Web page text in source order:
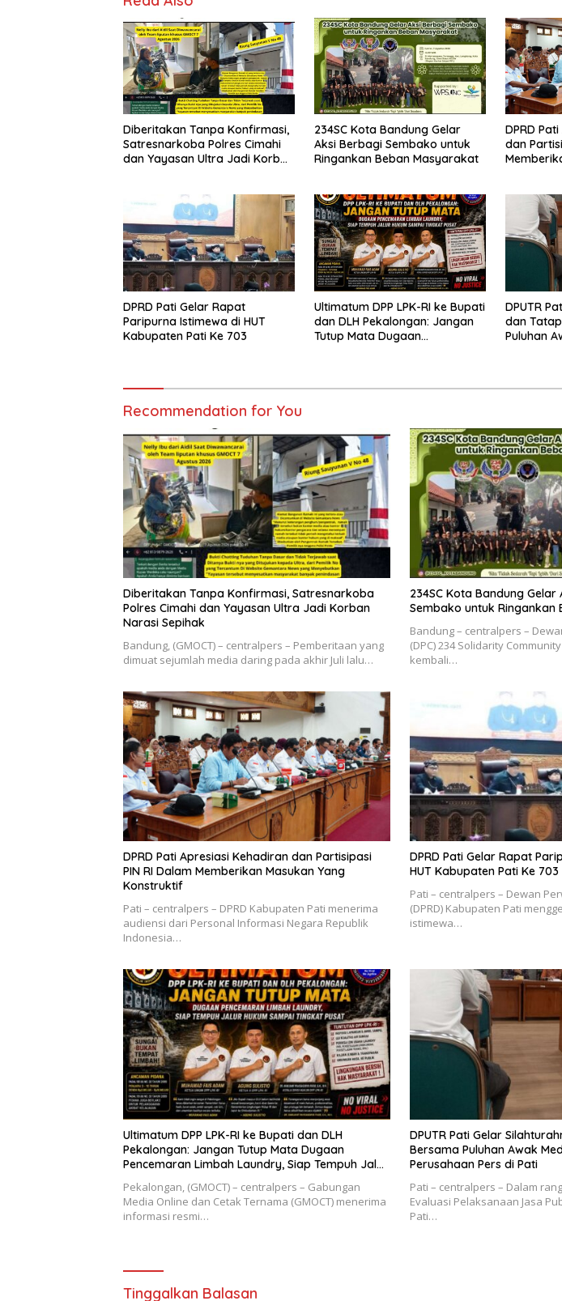
Diberitakan Tanpa Konfirmasi,
Satresnarkoba Polres Cimahi
dan Yayasan Ultra Jadi Korban
234SC Kota Bandung Gelar
Aksi Berbagi Sembako untuk
Ringankan Beban Masyarakat
DPRD
dan
DPRD Pati Gelar Rapat
Paripurna Istimewa di HUT
Kabupaten Pati Ke 703
Ultimatum DPP LPK-RI ke Bupati
dan DLH Pekalongan: Jangan
Tutup Mata Dugaan
DPUTR
dan
Puluhan
Recommendation for You
Diberitakan Tanpa Konfirmasi, Satresnarkoba
Polres Cimahi dan Yayasan Ultra Jadi Korban
Narasi Sepihak
Bandung, (GMOCT) – centralpers – Pemberitaan yang
dimuat sejumlah media daring pada akhir Juli lalu…
234SC Kota Bandung Gelar
Sembako untuk Ringankan
Bandung – centralpers –
(DPC) 234 Solidarity
kembali…
DPRD Pati Apresiasi Kehadiran dan Partisipasi
PIN RI Dalam Memberikan Masukan Yang
Konstruktif
Pati – centralpers – DPRD Kabupaten Pati menerima
audiensi dari Personal Informasi Negara Republik
Indonesia…
DPRD Pati Gelar Rapat
HUT Kabupaten Pati Ke 703
Pati – centralpers – Dewan
(DPRD) Kabupaten Pati
istimewa…
Ultimatum DPP LPK-RI ke Bupati dan DLH
Pekalongan: Jangan Tutup Mata Dugaan
Pencemaran Limbah Laundry, Siap Tempuh Jalur
Pekalongan, (GMOCT) – centralpers – Gabungan
Media Online dan Cetak Ternama (GMOCT) menerima
informasi resmi…
DPUTR Pati Gelar
Bersama Puluhan Awak
Perusahaan Pers di Pati
Pati – centralpers – Dalam
Evaluasi Pelaksanaan Jasa
Pati…
Tinggalkan Balasan